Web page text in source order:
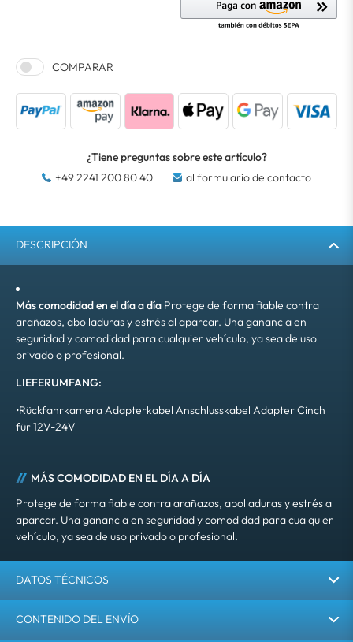
COMPARAR
¿Tiene preguntas sobre este artículo?
+49 2241 200 80 40
al formulario de contacto
DESCRIPCIÓN
Más comodidad en el día a día Protege de forma fiable contra
arañazos, abolladuras y estrés al aparcar. Una ganancia en
seguridad y comodidad para cualquier vehículo, ya sea de uso
privado o profesional.
LIEFERUMFANG:
•Rückfahrkamera Adapterkabel Anschlusskabel Adapter Cinch
für 12V-24V
MÁS COMODIDAD EN EL DÍA A DÍA
Protege de forma fiable contra arañazos, abolladuras y estrés al
aparcar. Una ganancia en seguridad y comodidad para cualquier
vehículo, ya sea de uso privado o profesional.
DATOS TÉCNICOS
CONTENIDO DEL ENVÍO